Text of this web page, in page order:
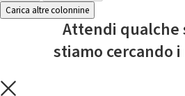
Carica altre colonnine
Attendi qualche
stiamo cercando